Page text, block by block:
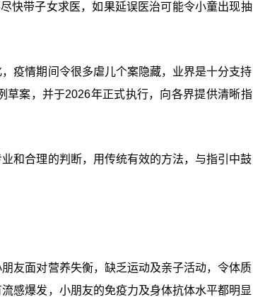
快带子女求医，如果延误医治可能令小童出现抽
疫情期间令很多虐儿个案隐藏，业界是十分支持
案，并于2026年正式执行，向各界提供清晰指
和合理的判断，用传统有效的方法，与指引中鼓
友面对营养失衡，缺乏运动及亲子活动，令体质
感爆发，小朋友的免疫力及身体抗体水平都明显